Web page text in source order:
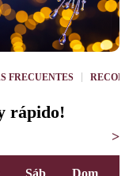
FRECUENTES
rápido!
>
Sáb Dom